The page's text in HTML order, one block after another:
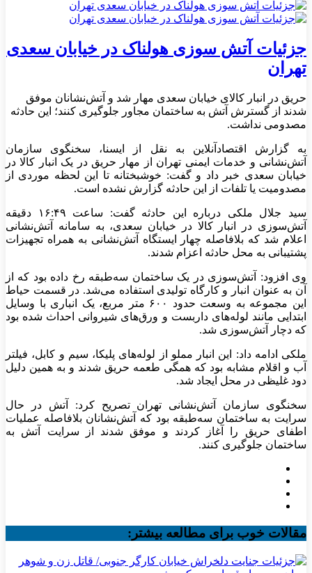
جزئیات آتش سوزی هولناک در خیابان سعدی
تهران
حریق در انبار کالای خیابان سعدی مهار شد و آتش‌نشانان موفق
شدند از گسترش آتش به ساختمان مجاور جلوگیری کنند؛ این حادثه
مصدومی نداشت.
به گزارش اقتصادآنلاین به نقل از ایسنا، سخنگوی سازمان
آتش‌نشانی و خدمات ایمنی تهران از مهار حریق در یک انبار کالا در
خیابان سعدی خبر داد و گفت: خوشبختانه تا این لحظه موردی از
مصدومیت یا تلفات از این حادثه گزارش نشده است.
سید جلال ملکی درباره این حادثه گفت: ساعت ۱۶:۴۹ دقیقه
آتش‌سوزی در انبار کالا در خیابان سعدی، به سامانه آتش‌نشانی
اعلام شد که بلافاصله چهار ایستگاه آتش‌نشانی به همراه تجهیزات
پشتیبانی به محل حادثه اعزام شدند.
وی افزود: آتش‌سوزی در یک ساختمان سه‌طبقه رخ داده بود که از
آن به عنوان انبار و کارگاه تولیدی استفاده می‌شد. در قسمت حیاط
این مجموعه به وسعت حدود ۶۰۰ متر مربع، یک انباری با وسایل
ابتدایی مانند لوله‌های داربست و ورق‌های شیروانی احداث شده بود
که دچار آتش‌سوزی شد.
ملکی ادامه داد: این انبار مملو از لوله‌های پلیکا، سیم و کابل، فیلتر
آب و اقلام مشابه بود که همگی طعمه حریق شدند و به همین دلیل
دود غلیظی در محل ایجاد شد.
سخنگوی سازمان آتش‌نشانی تهران تصریح کرد: آتش در حال
سرایت به ساختمان سه‌طبقه بود که آتش‌نشانان بلافاصله عملیات
اطفای حریق را آغاز کردند و موفق شدند از سرایت آتش به
ساختمان جلوگیری کنند.
مقالات خوب برای مطالعه بیشتر: